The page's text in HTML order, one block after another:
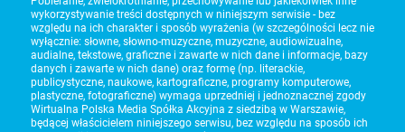
wykorzystywanie treści dostępnych w niniejszym serwisie - bez
względu na ich charakter i sposób wyrażenia (w szczególności lecz nie
wyłącznie: słowne, słowno-muzyczne, muzyczne, audiowizualne,
audialne, tekstowe, graficzne i zawarte w nich dane i informacje, bazy
danych i zawarte w nich dane) oraz formę (np. literackie,
publicystyczne, naukowe, kartograficzne, programy komputerowe,
plastyczne, fotograficzne) wymaga uprzedniej i jednoznacznej zgody
Wirtualna Polska Media Spółka Akcyjna z siedzibą w Warszawie,
będącej właścicielem niniejszego serwisu, bez względu na sposób ich